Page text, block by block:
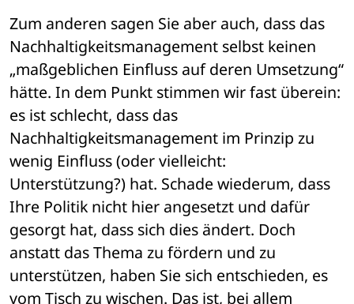
Zum anderen sagen Sie aber auch, dass das
Nachhaltigkeitsmanagement selbst keinen
„maßgeblichen Einfluss auf deren Umsetzung“
hätte. In dem Punkt stimmen wir fast überein:
es ist schlecht, dass das
Nachhaltigkeitsmanagement im Prinzip zu
wenig Einfluss (oder vielleicht:
Unterstützung?) hat. Schade wiederum, dass
Ihre Politik nicht hier angesetzt und dafür
gesorgt hat, dass sich dies ändert. Doch
anstatt das Thema zu fördern und zu
unterstützen, haben Sie sich entschieden, es
vom Tisch zu wischen. Das ist, bei allem